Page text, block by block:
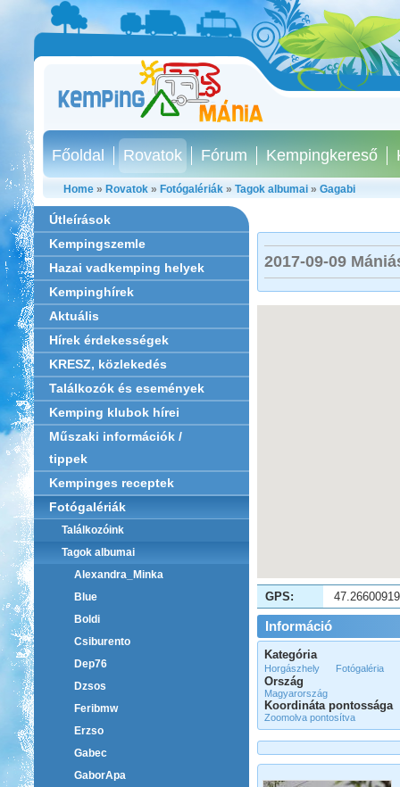
Főoldal Rovatok Fórum Kempingkereső
Home » Rovatok » Fotógalériák » Tagok albumai » Gagabi
Útleírások
Kempingszemle
Hazai vadkemping helyek
Kempinghírek
Aktuális
Hírek érdekességek
KRESZ, közlekedés
Találkozók és események
Kemping klubok hírei
Műszaki információk /
tippek
Kempinges receptek
Fotógalériák
Találkozóink
Tagok albumai
Alexandra_Minka
Blue
Boldi
Csiburento
Dep76
Dzsos
Feribmw
Erzso
Gabec
GaborApa
2017-09-09
GPS:
Információ
Kategória
Horgászhely Fotógaléria
Ország
Magyarország
Koordináta pontossága
Zoomolva pontosítva